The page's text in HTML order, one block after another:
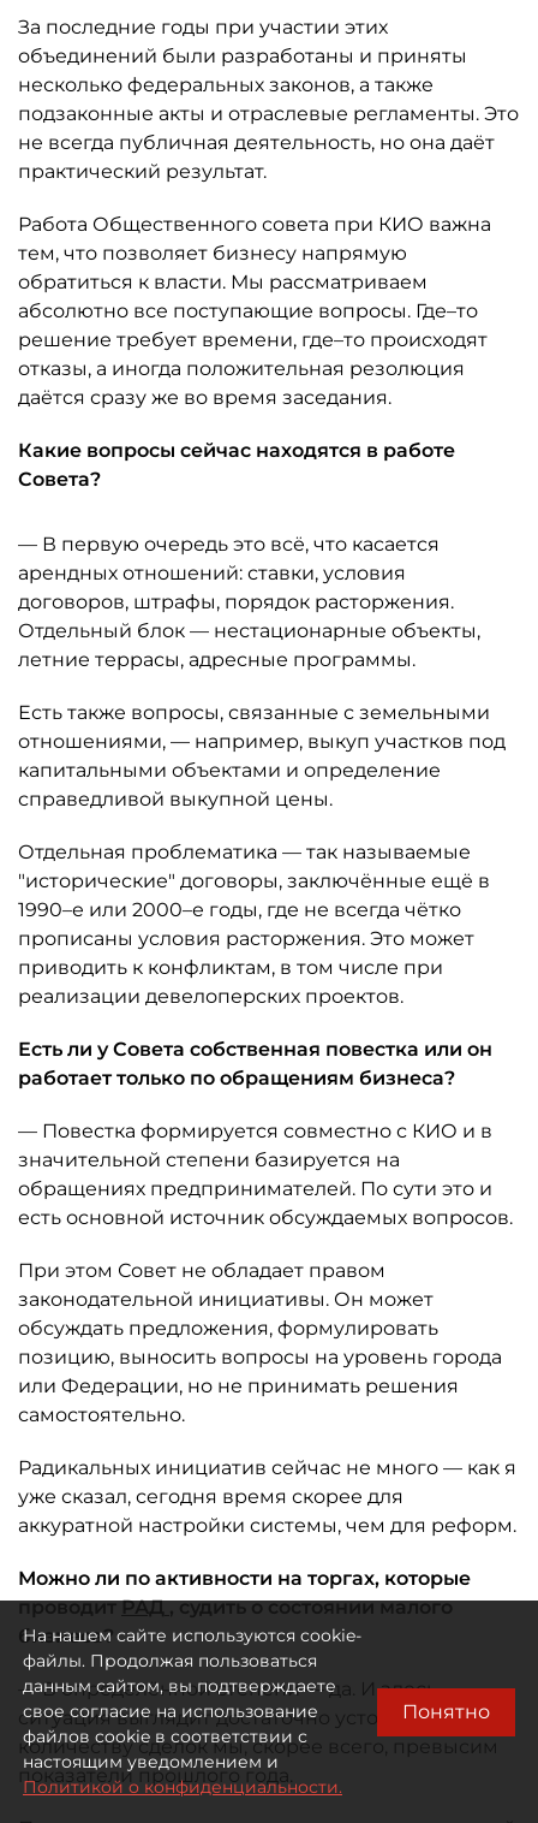
За последние годы при участии этих
объединений были разработаны и приняты
несколько федеральных законов, а также
подзаконные акты и отраслевые регламенты. Это
не всегда публичная деятельность, но она даёт
практический результат.
Работа Общественного совета при КИО важна
тем, что позволяет бизнесу напрямую
обратиться к власти. Мы рассматриваем
абсолютно все поступающие вопросы. Где–то
решение требует времени, где–то происходят
отказы, а иногда положительная резолюция
даётся сразу же во время заседания.
Какие вопросы сейчас находятся в работе
Совета?
— В первую очередь это всё, что касается
арендных отношений: ставки, условия
договоров, штрафы, порядок расторжения.
Отдельный блок — нестационарные объекты,
летние террасы, адресные программы.
Есть также вопросы, связанные с земельными
отношениями, — например, выкуп участков под
капитальными объектами и определение
справедливой выкупной цены.
Отдельная проблематика — так называемые
"исторические" договоры, заключённые ещё в
1990–е или 2000–е годы, где не всегда чётко
прописаны условия расторжения. Это может
приводить к конфликтам, в том числе при
реализации девелоперских проектов.
Есть ли у Совета собственная повестка или он
работает только по обращениям бизнеса?
— Повестка формируется совместно с КИО и в
значительной степени базируется на
обращениях предпринимателей. По сути это и
есть основной источник обсуждаемых вопросов.
При этом Совет не обладает правом
законодательной инициативы. Он может
обсуждать предложения, формулировать
позицию, выносить вопросы на уровень города
или Федерации, но не принимать решения
самостоятельно.
Радикальных инициатив сейчас не много — как я
уже сказал, сегодня время скорее для
аккуратной настройки системы, чем для реформ.
Можно ли по активности на торгах, которые
проводитРАД , судить о состоянии малого
бизнеса?
— В определённой степени — да. И здесь
ситуация выглядит достаточно устойчиво. По
количеству сделок мы, скорее всего, превысим
показатели прошлого года.
На нашем сайте используются cookie-
файлы. Продолжая пользоваться
данным сайтом, вы подтверждаете
свое согласие на использование
файлов cookie в соответствии с
настоящим уведомлением и
Политикой о конфиденциальности.
Понятно